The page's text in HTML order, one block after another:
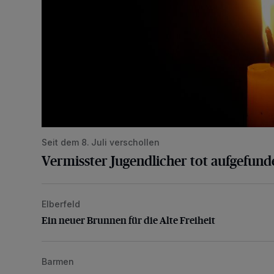
Seit dem 8. Juli verschollen
Vermisster Jugendlicher tot
Ein neuer Brunnen für die Alte Freiheit
Elberfeld
Ein neuer Brunnen für die Alte Freiheit
Mann beschädigt Autos in Parkhaus
Barmen